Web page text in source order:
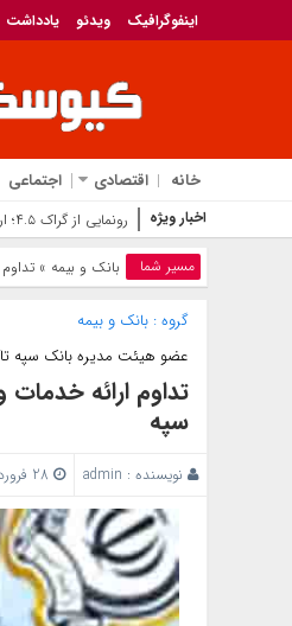
اینفوگرافیک ویدئو یادداشت
خانه اقتصادی اجتماعی
اخبار ویژه رونمایی از گراک ۴.۵؛ ارزان‌ترین و سریع‌ترین مدل هوش مصنوعی ایلان ماسک برای رقابت با جی‌پی‌تی
مسیر شما بانک‌ و بیمه »
گروه :بانک‌ و بیمه
عضو هیئت مدیره بانک سپه
تداوم ارائه
سپه
نویسنده : admin